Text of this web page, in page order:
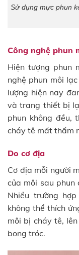
Sử dụng mực phun
Công nghệ phun
Hiện tượng phun
nghệ phun môi
lượng hiện nay
và trang thiết bị
phun không
cháy tê mất thẩm
Do cơ địa
Cơ địa mỗi người
của môi sau phun
Nhiều trường
không thể thích
môi bị cháy tê,
bong tróc.